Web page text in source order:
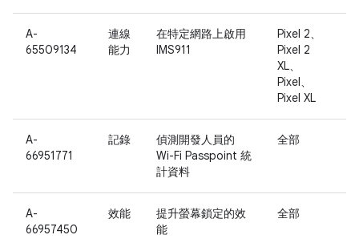
A-
65509134
連線
能力
在特定網路上啟用
IMS911
Pixel 2、
Pixel 2
XL、
Pixel、
Pixel XL
A-
66951771
記錄
偵測開發人員的
Wi-Fi Passpoint 統
計資料
全部
A-
66957450
效能
提升螢幕鎖定的效
能
全部